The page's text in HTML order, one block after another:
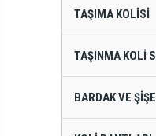
TAŞIMA KOLISI
TAŞINMA KOLI
BARDAK VE